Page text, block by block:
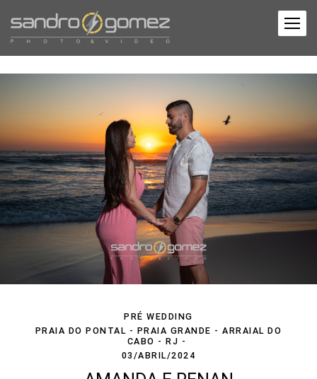
PRÉ WEDDING
PRAIA DO PONTAL - PRAIA GRANDE - ARRAIAL DO
CABO - RJ
03/ABRIL/2024